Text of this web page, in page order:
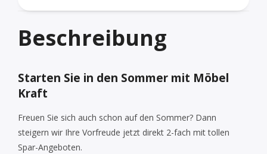
Beschreibung
Starten Sie in den Sommer mit Möbel
Kraft
Freuen Sie sich auch schon auf den Sommer? Dann
steigern wir Ihre Vorfreude jetzt direkt 2-fach mit tollen
Spar-Angeboten.